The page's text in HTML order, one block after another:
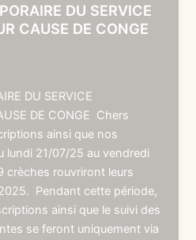
DU SERVICE
CAUSE DE CONGE
DU SERVICE
DE CONGE Chers
ainsi que nos
lundi 21/07/25 au vendredi
crèches rouvriront leurs
Pendant cette période,
ainsi que le suivi des
se feront uniquement via